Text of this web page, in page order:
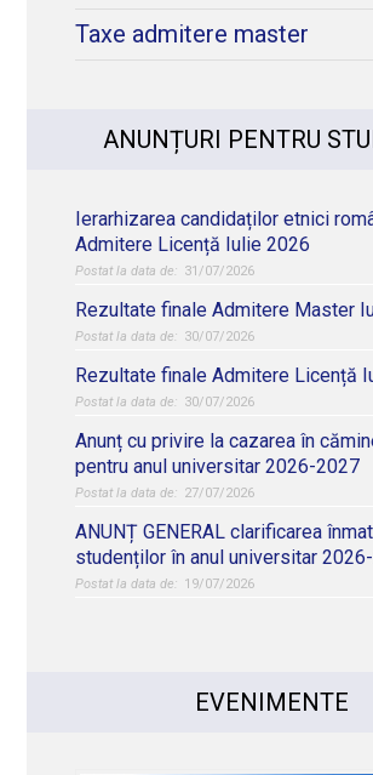
Taxe admitere master
ANUNȚURI PENTRU
Ierarhizarea candidaților etnici
Admitere Licență Iulie 2026
31/07/2026
Rezultate finale Admitere Master
30/07/2026
Rezultate finale Admitere Licență
30/07/2026
Anunț cu privire la cazarea în
pentru anul universitar 2026-2027
27/07/2026
ANUNȚ GENERAL clarificarea
studenților în anul universitar
19/07/2026
EVENIMENTE